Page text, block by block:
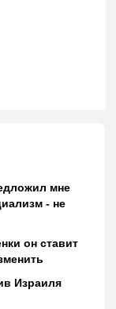
мне
- не
он ставит
Израиля